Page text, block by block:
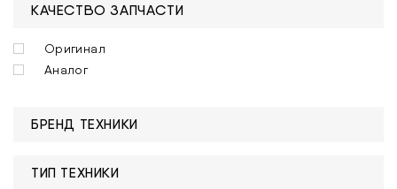
КАЧЕСТВО ЗАПЧАСТИ
Оригинал
Аналог
БРЕНД ТЕХНИКИ
ТИП ТЕХНИКИ